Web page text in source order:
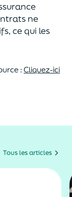
ne
ce qui les
: Cliquez-ici
Tous les articles